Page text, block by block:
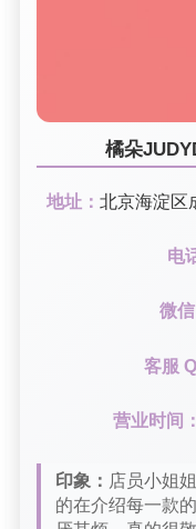
橘朵
地址： 北京海淀区
电
微信
客服
营业时间：
印象： 店员小姐
的在介绍每一款